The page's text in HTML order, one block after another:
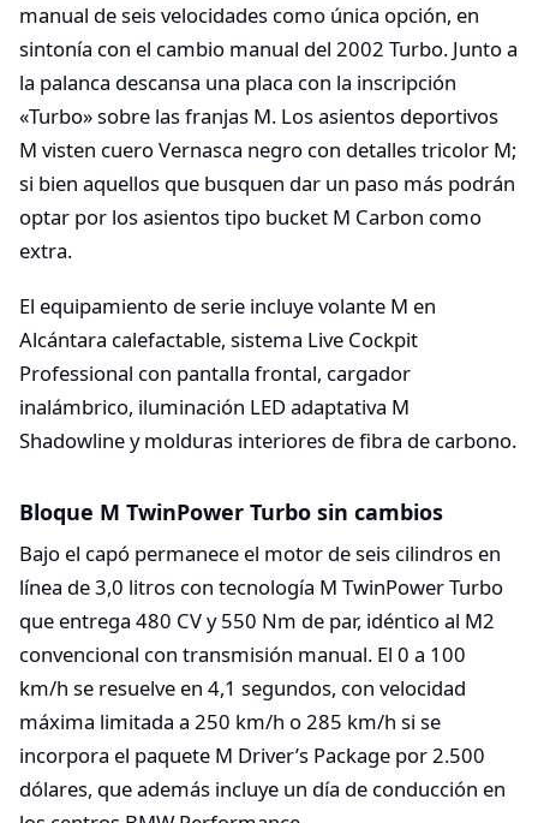
manual de seis velocidades como única opción, en
sintonía con el cambio manual del 2002 Turbo. Junto a
la palanca descansa una placa con la inscripción
«Turbo» sobre las franjas M. Los asientos deportivos
M visten cuero Vernasca negro con detalles tricolor M;
si bien aquellos que busquen dar un paso más podrán
optar por los asientos tipo bucket M Carbon como
extra.​
El equipamiento de serie incluye volante M en
Alcántara calefactable, sistema Live Cockpit
Professional con pantalla frontal, cargador
inalámbrico, iluminación LED adaptativa M
Shadowline y molduras interiores de fibra de carbono.​
Bloque M TwinPower Turbo sin cambios
Bajo el capó permanece el motor de seis cilindros en
línea de 3,0 litros con tecnología M TwinPower Turbo
que entrega 480 CV y 550 Nm de par, idéntico al M2
convencional con transmisión manual. El 0 a 100
km/h se resuelve en 4,1 segundos, con velocidad
máxima limitada a 250 km/h o 285 km/h si se
incorpora el paquete M Driver’s Package por 2.500
dólares, que además incluye un día de conducción en